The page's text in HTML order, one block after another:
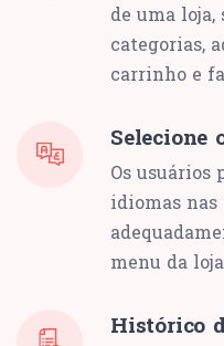
de uma
categorias,
carrinho e
Selecione
Os usuários
idiomas nas
menu da
Histórico